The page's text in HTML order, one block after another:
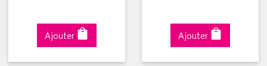
Ajouter Ajouter